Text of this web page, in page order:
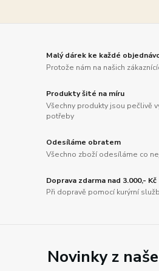
Malý dárek ke každé
Protože nám na našich
Produkty šité na míru
Všechny produkty jsou pečlivě
potřeby
Odesíláme obratem
Všechno zboží odesíláme co
Doprava zdarma nad 3.000,- Kč
Při dopravě pomocí kurýrní
Novinky z